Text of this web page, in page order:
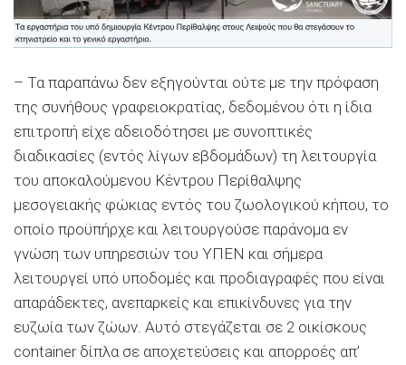
– Τα παραπάνω δεν εξηγούνται ούτε με την πρόφαση
της συνήθους γραφειοκρατίας, δεδομένου ότι η ίδια
επιτροπή είχε αδειοδότησει με συνοπτικές
διαδικασίες (εντός λίγων εβδομάδων) τη λειτουργία
του αποκαλούμενου Κέντρου Περίθαλψης
μεσογειακής φώκιας εντός του ζωολογικού κήπου, το
οποίο προϋπήρχε και λειτουργούσε παράνομα εν
γνώση των υπηρεσιών του ΥΠΕΝ και σήμερα
λειτουργεί υπό υποδομές και προδιαγραφές που είναι
απαράδεκτες, ανεπαρκείς και επικίνδυνες για την
ευζωία των ζώων. Αυτό στεγάζεται σε 2 οικίσκους
container δίπλα σε αποχετεύσεις και απορροές απ’